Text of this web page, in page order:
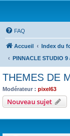
FAQ
Accueil Index du
PINNACLE STUDIO 9
THEMES DE
Modérateur : pixel63
Nouveau sujet